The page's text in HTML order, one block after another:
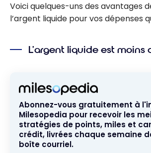
Voici quelques-uns des avantages
l’argent liquide pour vos dépenses
L’argent liquide est moins
Abonnez-vous gratuitement à
Milesopedia pour recevoir les
stratégies de points, miles et
crédit, livrées chaque semaine
boîte courriel.